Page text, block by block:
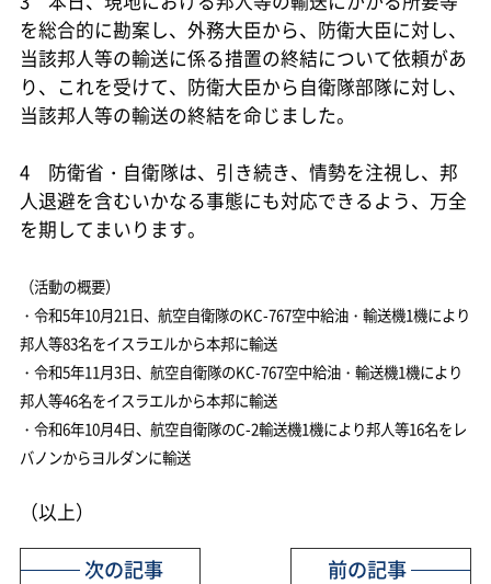
を総合的に勘案し、外務大臣から、防衛大臣に対し、
当該邦人等の輸送に係る措置の終結について依頼があ
り、これを受けて、防衛大臣から自衛隊部隊に対し、
当該邦人等の輸送の終結を命じました。
4 防衛省・自衛隊は、引き続き、情勢を注視し、邦
人退避を含むいかなる事態にも対応できるよう、万全
を期してまいります。
（活動の概要）
・令和5年10月21日、航空自衛隊のKC-767空中給油・輸送機1機により
邦人等83名をイスラエルから本邦に輸送
・令和5年11月3日、航空自衛隊のKC-767空中給油・輸送機1機により
邦人等46名をイスラエルから本邦に輸送
・令和6年10月4日、航空自衛隊のC-2輸送機1機により邦人等16名をレ
バノンからヨルダンに輸送
（以上）
前の記事
次の記事